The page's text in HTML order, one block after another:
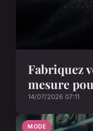
Fabriquez
mesure
14/07/2026 07:11
MODE